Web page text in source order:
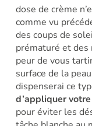
dose de crème
comme vu
des coups de
prématuré et des
peur de vous
surface de la
dispenserai ce
d’appliquer
pour éviter les